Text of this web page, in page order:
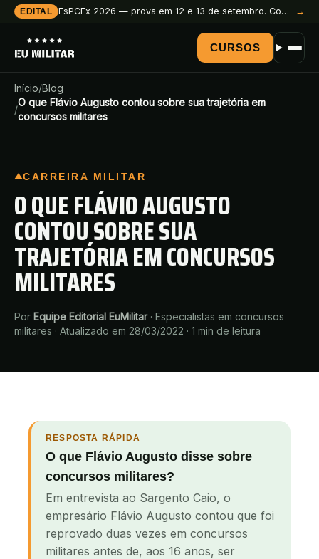
EDITAL EsPCEx 2026 — prova em 12 e 13 de setembro. Comece a preparação agora. →
CURSOS
Início/Blog
/
O que Flávio Augusto contou sobre sua trajetória em
concursos militares
CARREIRA MILITAR
O QUE FLÁVIO AUGUSTO
CONTOU SOBRE SUA
TRAJETÓRIA EM CONCURSOS
MILITARES
Por Equipe Editorial EuMilitar· Especialistas em concursos
militares · Atualizado em 28/03/2022 · 1 min de leitura
RESPOSTA RÁPIDA
O que Flávio Augusto disse sobre
concursos militares?
Em entrevista ao Sargento Caio, o
empresário Flávio Augusto contou que foi
reprovado duas vezes em concursos
militares antes de, aos 16 anos, ser